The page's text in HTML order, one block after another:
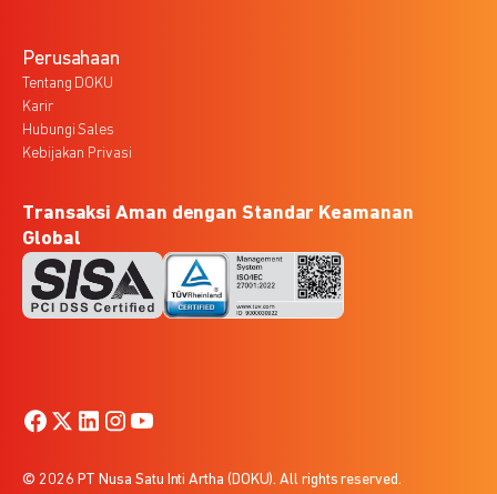
Perusahaan
Tentang DOKU
Karir
Hubungi Sales
Kebijakan Privasi
Transaksi Aman dengan Standar Keamanan
Global
© 2026 PT Nusa Satu Inti Artha (DOKU). All rights reserved.